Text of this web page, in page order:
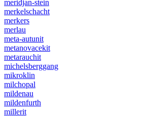
meridjan-stein
merkelschacht
merkers
merlau
meta-autunit
metanovacekit
metarauchit
michelsberggang
mikroklin
milchopal
mildenau
mildenfurth
millerit